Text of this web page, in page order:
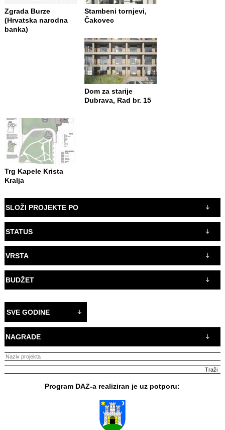
Zgrada Burze
(Hrvatska narodna
banka)
Stambeni tornjevi,
Čakovec
Dom za starije
Dubrava, Rad br. 15
Trg Kapele Krista
Kralja
SLOŽI PROJEKTE PO
STATUS
VRSTA
BUDŽET
SVE GODINE
NAGRADE
Program DAZ-a realiziran je uz potporu: